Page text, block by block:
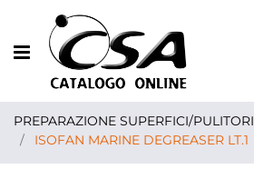
Open menu
PREPARAZIONE SUPERFICI/PULITORI
ISOFAN MARINE DEGREASER LT.1